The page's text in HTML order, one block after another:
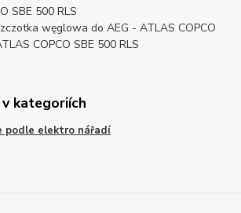
SBE 500 RLS
węglowa do AEG - ATLAS COPCO
COPCO SBE 500 RLS
kategoriích
podle elektro nářadí